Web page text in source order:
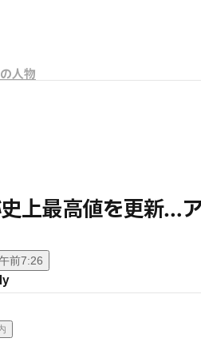
人物
上最高値を更新…
前7:26